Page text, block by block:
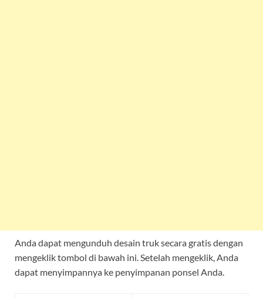
Anda dapat mengunduh desain truk secara gratis dengan
mengeklik tombol di bawah ini. Setelah mengeklik, Anda
dapat menyimpannya ke penyimpanan ponsel Anda.